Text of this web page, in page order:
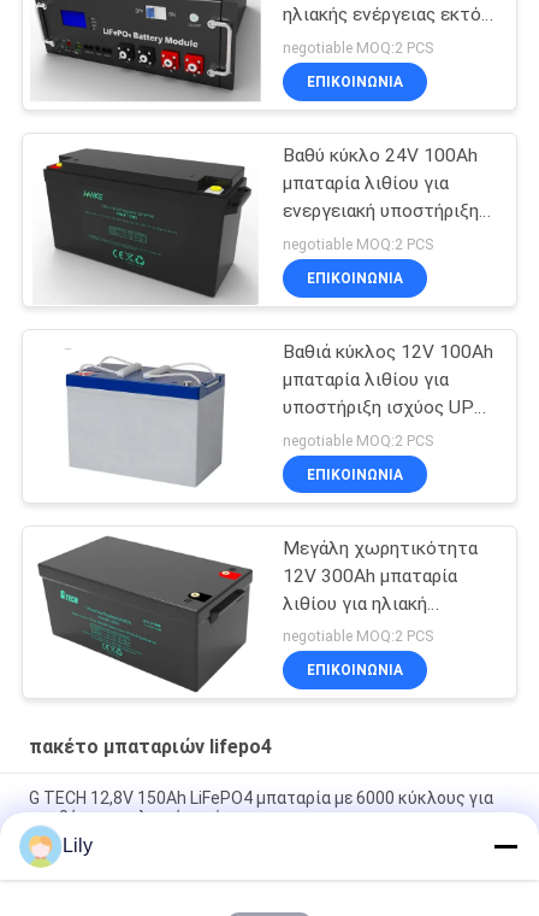
ηλιακής ενέργειας εκτός
δικτύου
negotiable MOQ:2 PCS
ΕΠΙΚΟΙΝΩΝΙΑ
Βαθύ κύκλο 24V 100Ah
μπαταρία λιθίου για
ενεργειακή υποστήριξη
και αποθήκευση
ενέργειας
negotiable MOQ:2 PCS
ΕΠΙΚΟΙΝΩΝΙΑ
Βαθιά κύκλος 12V 100Ah
μπαταρία λιθίου για
υποστήριξη ισχύος UPS
και αποθήκευση
ενέργειας
negotiable MOQ:2 PCS
ΕΠΙΚΟΙΝΩΝΙΑ
Μεγάλη χωρητικότητα
12V 300Ah μπαταρία
λιθίου για ηλιακή
ενέργεια και ηλεκτρική
ενέργεια
negotiable MOQ:2 PCS
ΕΠΙΚΟΙΝΩΝΙΑ
πακέτο μπαταριών lifepo4
G TECH 12,8V 150Ah LiFePO4 μπαταρία με 6000 κύκλους για
αποθήκευση ηλιακής ενέργειας
G TECH 72V 30Ah LiFePO4 μπαταρία με 6000 κύκλους ζωής
για ηλεκτρικό ποδήλατο και τρίκυκλο
Lily